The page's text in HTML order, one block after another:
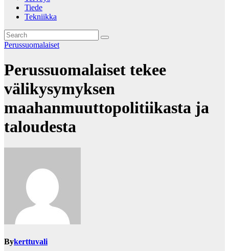
Tiede
Tekniikka
Perussuomalaiset
Perussuomalaiset tekee
välikysymyksen
maahanmuuttopolitiikasta ja
taloudesta
Bykerttuvali